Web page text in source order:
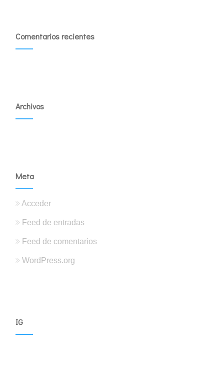
Comentarios recientes
Archivos
Meta
Acceder
Feed de entradas
Feed de comentarios
WordPress.org
IG